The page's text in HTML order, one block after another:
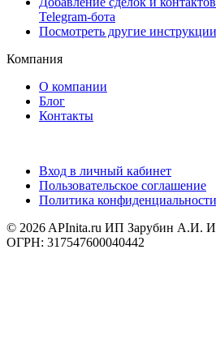
Telegram-бота
Посмотреть другие инструкции
Компания
О компании
Блог
Контакты
Вход в личный кабинет
Пользовательское соглашение
Политика конфиденциальности
© 2026 APInita.ru ИП Зарубин А.И.
ОГРН: 317547600040442